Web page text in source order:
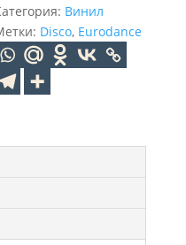
Винил
Disco, Eurodance